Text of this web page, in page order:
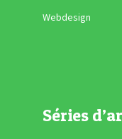
Webdesign
Séries